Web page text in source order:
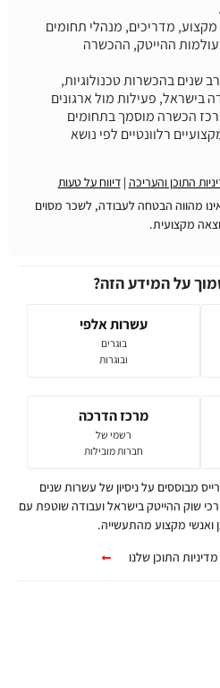
מדריכים, מנהלי תחומים
ההייטק, ההכשרה
שנים בהכשרות טכנולוגיות,
בישראל, פעילות מול ארגונים
הכשרה מוסמך בתחומים
רלוונטיים לפי נושא
התוכן והעריכה |דיווח על טעות
מהווה הבטחה לעבודה, לשכר מסוים
מקצועית.
על המידע הזה?
עשרות אלפי
בוגרים
ובוגרות
מרכז הדרכה
רשמי של
חברות מובילות
מבוססים על ניסיון של עשרות שנים
שוק ההייטק בישראל ועבודה שוטפת עם
ואנשי מקצוע מהתעשייה.
מדיניות התוכן שלנו